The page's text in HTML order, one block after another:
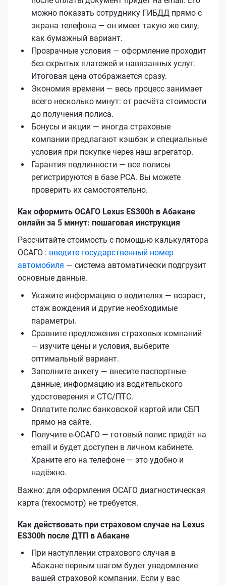
можно показать сотруднику ГИБДД прямо с
экрана телефона — он имеет такую же силу,
как бумажный вариант.
Прозрачные условия — оформление проходит
без скрытых платежей и навязанных услуг.
Итоговая цена отображается сразу.
Экономия времени — весь процесс занимает
всего несколько минут: от расчёта стоимости
до получения полиса.
Бонусы и акции — иногда страховые
компании предлагают кэшбэк и специальные
условия при покупке через наш агрегатор.
Гарантия подлинности — все полисы
регистрируются в базе РСА. Вы можете
проверить их самостоятельно.
Как оформить ОСАГО Lexus ES300h в Абакане
онлайн за 5 минут: пошаговая инструкция
Рассчитайте стоимость с помощью калькулятора
ОСАГО : введите государственный номер
автомобиля — система автоматически подгрузит
основные данные.
Укажите информацию о водителях — возраст,
стаж вождения и другие необходимые
параметры.
Сравните предложения страховых компаний
— изучите цены и условия, выберите
оптимальный вариант.
Заполните анкету — внесите паспортные
данные, информацию из водительского
удостоверения и СТС/ПТС.
Оплатите полис банковской картой или СБП
прямо на сайте.
Получите е‑ОСАГО — готовый полис придёт на
email и будет доступен в личном кабинете.
Храните его на телефоне — это удобно и
надёжно.
Важно: для оформления ОСАГО диагностическая
карта (техосмотр) не требуется.
Как действовать при страховом случае на Lexus
ES300h после ДТП в Абакане
При наступлении страхового случая в
Абакане первым шагом будет уведомление
вашей страховой компании. Если у вас